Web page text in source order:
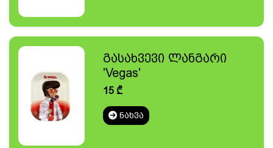
გასახვევი ლანგარი
'Vegas'
15 ₾
ᲜᲐᲮᲕᲐ